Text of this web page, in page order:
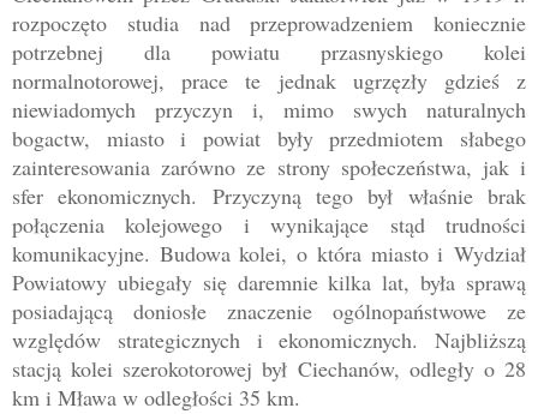
rozpoczęto studia nad przeprowadzeniem koniecznie
potrzebnej dla powiatu przasnyskiego kolei
normalnotorowej, prace te jednak ugrzęzły gdzieś z
niewiadomych przyczyn i, mimo swych naturalnych
bogactw, miasto i powiat były przedmiotem słabego
zainteresowania zarówno ze strony społeczeństwa, jak i
sfer ekonomicznych. Przyczyną tego był właśnie brak
połączenia kolejowego i wynikające stąd trudności
komunikacyjne. Budowa kolei, o która miasto i Wydział
Powiatowy ubiegały się daremnie kilka lat, była sprawą
posiadającą doniosłe znaczenie ogólnopaństwowe ze
względów strategicznych i ekonomicznych. Najbliższą
stacją kolei szerokotorowej był Ciechanów, odległy o 28
km i Mława w odległości 35 km.